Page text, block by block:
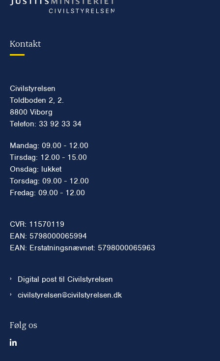
Kontakt
Civilstyrelsen
Toldboden 2, 2.
8800 Viborg
Telefon: 33 92 33 34
Mandag: 09.00 - 12.00
Tirsdag: 12.00 - 15.00
Onsdag: lukket
Torsdag: 09.00 - 12.00
Fredag: 09.00 - 12.00
CVR: 11570119
EAN: 5798000065994
EAN: Erstatningsnævnet: 5798000065963
Digital post til Civilstyrelsen
civilstyrelsen@civilstyrelsen.dk
Følg os